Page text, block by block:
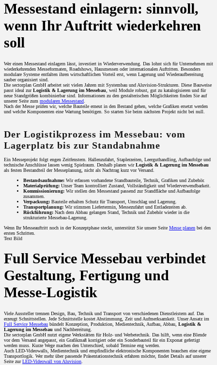
Messestand einlagern: sinnvoll,
wenn Ihr Auftritt wiederkehren
soll
Wer einen Messestand einlagern lässt, investiert in Wiederverwendung. Das lohnt sich für Unternehmen mit
wiederkehrenden Messeformaten, Roadshows, Hausmessen oder internationalen Auftritten. Besonders
modulare Systeme entfalten ihren wirtschaftlichen Vorteil erst, wenn Lagerung und Wiederaufbereitung
sauber organisiert sind.
Die sectorplan GmbH arbeitet seit vielen Jahren mit Systembau und Aluvision-Strukturen. Diese Bauweise
passt ideal zurLogistik & Lagerung im Messebau , weil Module robust, gut zu katalogisieren und für
neue Standgrößen kombinierbar sind. Informationen zu den gestalterischen Möglichkeiten finden Sie auf
unserer Seite zum modularen Messestand
Nach der Messe prüfen wir, welche Bauteile erneut in den Bestand gehen, welche Grafiken ersetzt werden
und welche Komponenten eine Wartung benötigen. So starten Sie beim nächsten Projekt nicht bei null.
Der Logistikprozess im Messebau: vom
Lagerplatz bis zur Standabnahme
Ein Messeprojekt folgt engen Zeitfenstern. Hallenzufahrt, Staplerzeiten, Leerguthandling, Aufbaufolge und
technische Anschlüsse lassen wenig Spielraum. Deshalb planen wirLogistik & Lagerung im Messebau
als festen Bestandteil der Messeplanung, nicht als Nachtrag kurz vor Versand.
Bestandsaufnahme: Wir erfassen vorhandene Standbauteile, Technik, Grafiken und Zubehör.
Materialprüfung: Unser Team kontrolliert Zustand, Vollständigkeit und Wiederverwendbarkeit.
Kommissionierung: Wir stellen den Messestand passend zur Standfläche und Aufbaufolge
zusammen.
Verpackung: Bauteile erhalten Schutz für Transport, Umschlag und Lagerung.
Transportplanung: Wir stimmen Liefertermin, Messezufahrt und Entladezeiten ab.
Rückführung: Nach dem Abbau gelangen Stand, Technik und Zubehör wieder in die
strukturierte Messebau-Lagerung.
Wenn Ihr Messeauftritt noch in der Konzeptphase steckt, unterstützt Sie unsere Seite Messe planen bei den
ersten Schritten.
Text Bild
Full Service Messebau verbindet
Gestaltung, Fertigung und
Messe-Logistik
Viele Aussteller trennen Design, Bau, Technik und Transport von verschiedenen Dienstleistern auf. Das
erzeugt Schnittstellen. Jede Schnittstelle kostet Abstimmung, Zeit und Aufmerksamkeit. Unser Ansatz im
Full Service Messebau bündelt Konzeption, Produktion, Medientechnik, Aufbau, Abbau, Logistik &
Lagerung im Messebau und Nachbereitung.
Die sectorplan GmbH nutzt eigene Werkstätten für Holz- und Werbetechnik. Das hilft, wenn eine Blende
vor dem Versand angepasst, ein Grafikmaß korrigiert oder ein Sonderbauteil für ein Exponat gefertigt
werden muss. Kurze Wege machen den Unterschied, sobald Termine eng werden.
Auch LED-Videowalls, Medientechnik und empfindliche elektronische Komponenten brauchen eine eigene
Transportlogik. Wer mehr über passende Präsentationstechnik erfahren möchte, findet Details auf unserer
Seite zurLED-Videowall von Aluvision.